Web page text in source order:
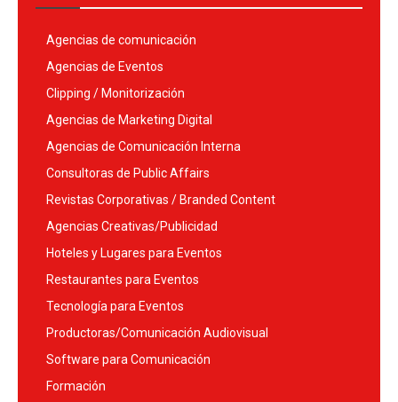
Agencias de comunicación
Agencias de Eventos
Clipping / Monitorización
Agencias de Marketing Digital
Agencias de Comunicación Interna
Consultoras de Public Affairs
Revistas Corporativas / Branded Content
Agencias Creativas/Publicidad
Hoteles y Lugares para Eventos
Restaurantes para Eventos
Tecnología para Eventos
Productoras/Comunicación Audiovisual
Software para Comunicación
Formación